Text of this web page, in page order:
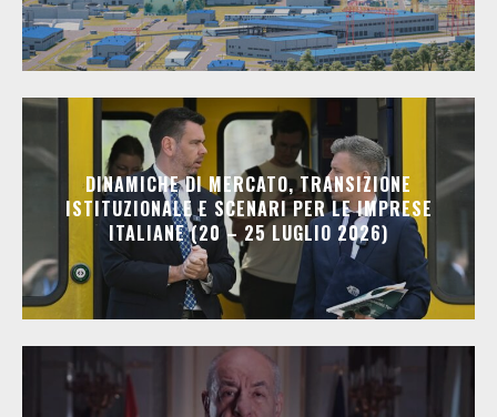
DINAMICHE DI MERCATO, TRANSIZIONE
ISTITUZIONALE E SCENARI PER LE IMPRESE
ITALIANE (20 – 25 LUGLIO 2026)